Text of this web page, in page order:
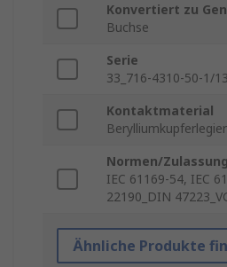
Konvertiert zu
Buchse
Serie
33_716-4310-50-1/
Kontaktmaterial
Normen/
IEC 61169-54, IEC
22190_DIN
Ähnliche Produkte